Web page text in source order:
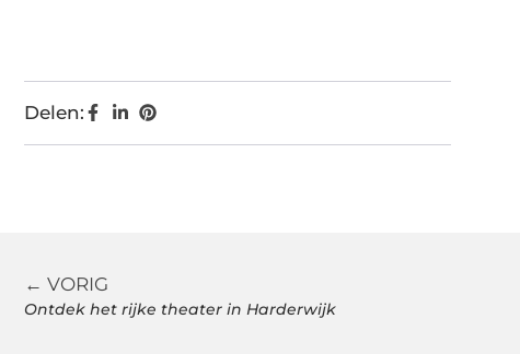
Delen:
← VORIG
Ontdek het rijke theater in Harderwijk